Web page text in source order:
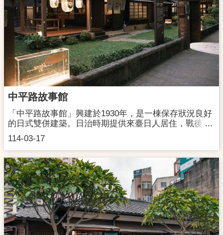
中平路故事館
114-03-17
「中平路故事館」興建於1930年，是一棟保存狀況良好
的日式雙併建築。日治時期提供來臺日人居住，戰後，
政府將這棟日式建築配予公務員作為宿舍，由任職山地
課的王國治先生與教育局的廖運全先生及其眷屬入住。
王家及廖家皆是桃園客家人，在居住過程中搭配客家生
活經驗，與日式場域相互調合，逐漸發展一套特有的生
活型態，呈現多元文化並存的樣貌。兩家四代在此度過
了近一甲子的生活歲月，讓屋子承載著豐富的家族情感
和歷史回憶。在這30多坪的空間中，不僅保存完整日式
格局與生活機能，也承載著小市民的日常點滴，見證中
壢往昔的生活軌跡。在2007年原住戶搬遷後，2010年登
錄為歷史建築，為讓老屋活化再利用，桃園市政府文化
局於2013年開始進行空間修繕，整修近2年時間，於